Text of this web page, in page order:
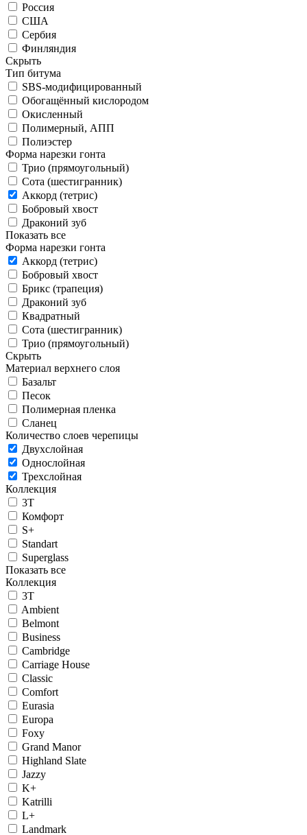
Россия
США
Сербия
Финляндия
Скрыть
Тип битума
SBS-модифицированный
Обогащённый кислородом
Окисленный
Полимерный, АПП
Полиэстер
Форма нарезки гонта
Трио (прямоугольный)
Сота (шестигранник)
Аккорд (тетрис)
Бобровый хвост
Драконий зуб
Показать все
Форма нарезки гонта
Аккорд (тетрис)
Бобровый хвост
Брикс (трапеция)
Драконий зуб
Квадратный
Сота (шестигранник)
Трио (прямоугольный)
Скрыть
Материал верхнего слоя
Базальт
Песок
Полимерная пленка
Сланец
Количество слоев черепицы
Двухслойная
Однослойная
Трехслойная
Коллекция
3T
Комфорт
S+
Standart
Superglass
Показать все
Коллекция
3T
Ambient
Belmont
Business
Cambridge
Carriage House
Classic
Comfort
Eurasia
Europa
Foxy
Grand Manor
Highland Slate
Jazzy
K+
Katrilli
L+
Landmark